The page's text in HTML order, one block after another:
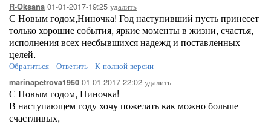
R-Oksana 01-01-2017-19:25 удалить
С Новым годом,Ниночка! Год наступивший пусть принесет
только хорошие события, яркие моменты в жизни, счастья,
исполнения всех несбывшихся надежд и поставленных
целей.
Обратиться - Ответить - К полной версии
marinapetrova1950 01-01-2017-22:02 удалить
С Новым годом, Ниночка!
В наступающем году хочу пожелать как можно больше
счастливых,